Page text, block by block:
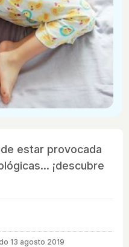
estar provocada
¡descubre
13 agosto 2019